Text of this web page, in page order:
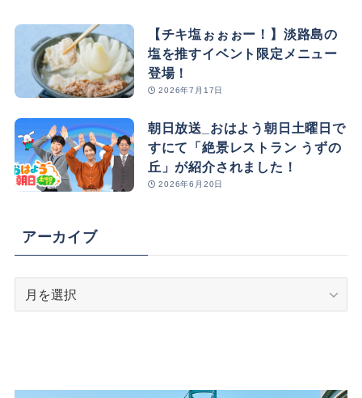
【チキ塩ぉぉぉー！】淡路島の
塩を推すイベント限定メニュー
登場！
2026年7月17日
朝日放送_おはよう朝日土曜日で
すにて「絶景レストラン うずの
丘」が紹介されました！
2026年6月20日
アーカイブ